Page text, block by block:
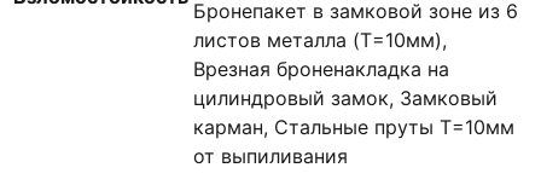
Бронепакет в замковой зоне из 6
листов металла (T=10мм),
Врезная броненакладка на
цилиндровый замок, Замковый
карман, Стальные пруты T=10мм
от выпиливания